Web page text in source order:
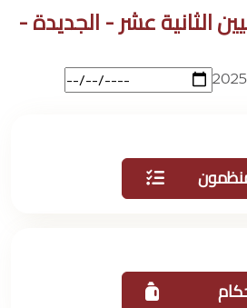
الثانية عشر - الجديدة -